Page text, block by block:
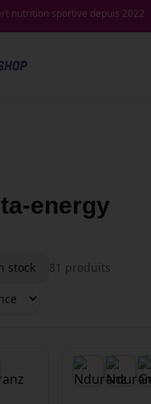
nutrition sportive depuis 2022
ta-energy
stock 81 produits